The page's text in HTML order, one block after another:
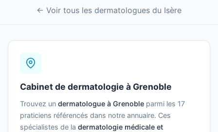
← Voir tous les dermatologues du Isère
Cabinet de dermatologie à Grenoble
Trouvez un dermatologue à Grenoble parmi les 17
praticiens référencés dans notre annuaire. Ces
spécialistes de la dermatologie médicale et